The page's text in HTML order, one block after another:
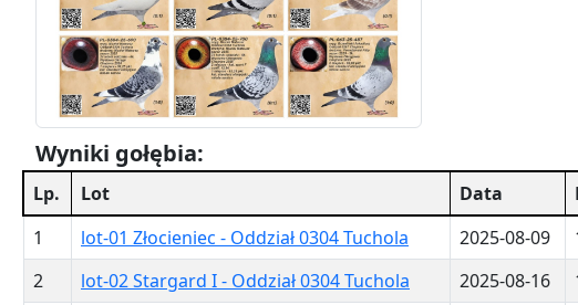
Wyniki gołębia:
Lp. Lot Data
1
lot-01 Złocieniec - Oddział 0304 Tuchola 2025-08-09
2
lot-02 Stargard I - Oddział 0304 Tuchola 2025-08-16